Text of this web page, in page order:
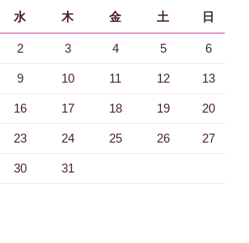
水 木 金 土 日
2 3 4 5 6
9 10 11 12 13
16 17 18 19 20
23 24 25 26 27
30 31